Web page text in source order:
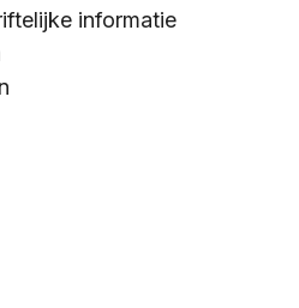
informatie